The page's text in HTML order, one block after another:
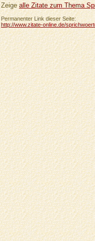
Zeigealle Zitate zum Thema
Permanenter Link dieser Seite:
http://www.zitate-online.de/